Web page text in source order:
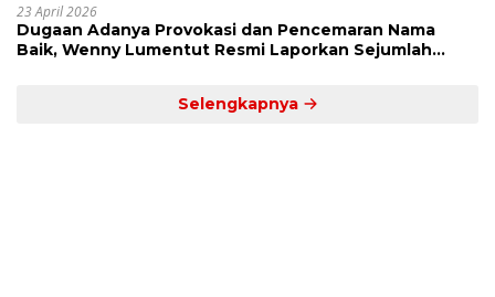
23 April 2026
Dugaan Adanya Provokasi dan Pencemaran Nama
Baik, Wenny Lumentut Resmi Laporkan Sejumlah
Selengkapnya